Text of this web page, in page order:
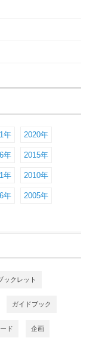
年 2020年
年 2015年
年 2010年
年 2005年
ックレット
ガイドブック
ド 企画